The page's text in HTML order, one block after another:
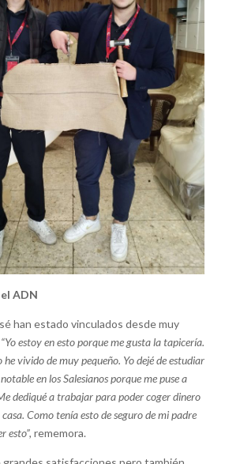
ADN
han estado vinculados desde muy
“Yo estoy en esto porque me gusta la tapicería.
he vivido de muy pequeño. Yo dejé de estudiar
en los Salesianos porque me puse a
dediqué a trabajar para poder coger dinero
Como tenía esto de seguro de mi padre
esto”, rememora.